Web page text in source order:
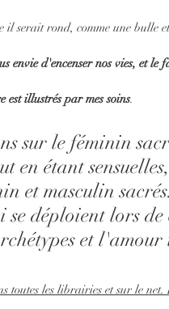
serait rond, comme une bulle
envie d'encenser nos vies, et
est illustrés par mes soins.
sur le féminin
en étant
et masculin
se déploient lors
et
toutes les librairies et sur le